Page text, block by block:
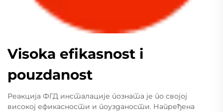
Visoka efikasnost i
pouzdanost
Реакција ФГД инсталације позната је по својој
високој ефикасности и поузданости. Напређена